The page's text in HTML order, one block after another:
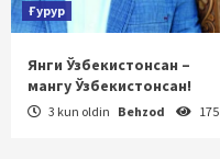
Ғурур
Янги Ўзбекистонсан –
мангу Ўзбекистонсан!
3 kun oldin Behzod 175